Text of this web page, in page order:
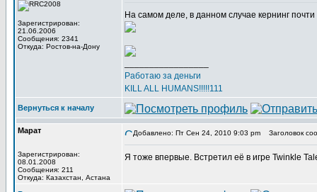
Зарегистрирован:
21.06.2006
Сообщения: 2341
Откуда: Ростов-на-Дону
На самом деле, в данном случае кернинг
Работаю за деньги
KILL ALL HUMANS!!!!!111
Вернуться к началу
Марат
Зарегистрирован:
08.01.2008
Сообщения: 211
Откуда: Казахстан, Астана
Добавлено: Пт Сен 24, 2010 9:03 pm Заголовок
Я тоже впервые. Встретил её в игре Twinkle